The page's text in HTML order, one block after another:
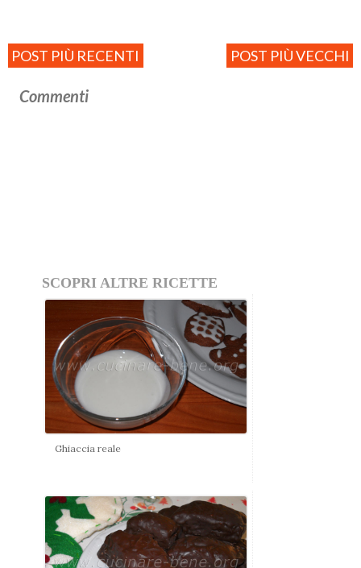
POST PIÙ RECENTI POST PIÙ VECCHI
Commenti
SCOPRI ALTRE RICETTE
Ghiaccia reale